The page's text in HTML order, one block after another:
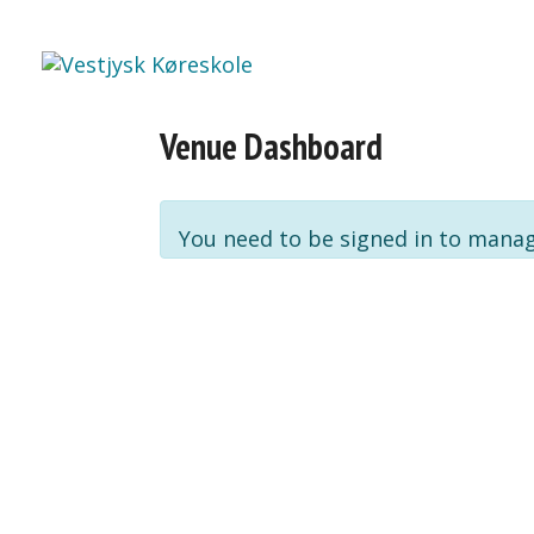
Venue Dashboard
You need to be signed in to